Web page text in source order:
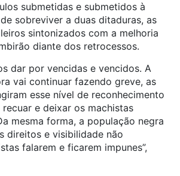
submetidas e submetidos à
sobreviver a duas ditaduras, as
sintonizados com a melhoria
diante dos retrocessos.
dar por vencidas e vencidos. A
vai continuar fazendo greve, as
esse nível de reconhecimento
e deixar os machistas
mesma forma, a população negra
direitos e visibilidade não
falarem e ficarem impunes”,